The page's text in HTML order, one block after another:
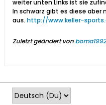
weiter unten Links ist sie
In schwarz gibt es diese aber
aus. http://www.keller-
Zuletzt geändert von boma1992